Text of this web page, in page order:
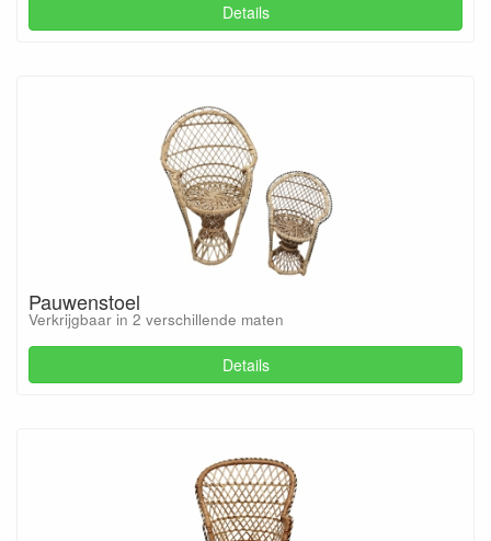
Details
Pauwenstoel
Verkrijgbaar in 2 verschillende maten
Details